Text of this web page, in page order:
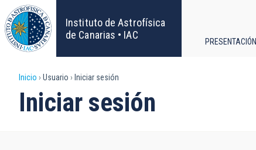
Pasar
al
contenido
principal
Instituto de Astrofísica
de Canarias • IAC
PRESENTACIÓN
Sobrescribir
enlaces
Inicio Usuario Iniciar sesión
Iniciar sesión